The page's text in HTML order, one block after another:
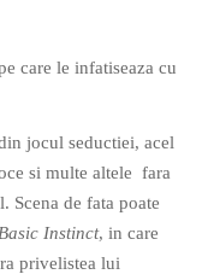
care le infatiseaza cu
jocul seductiei, acel
si multe altele fara
Scena de fata poate
Instinct, in care
privelistea lui